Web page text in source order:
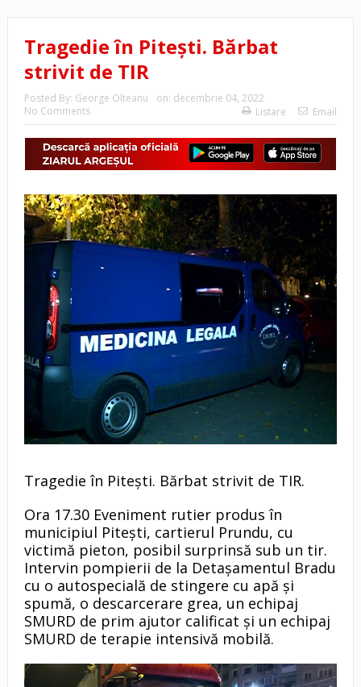
Tragedie în Pitești. Bărbat
strivit de TIR
Posted By: George Olteanu on: decembrie 04, 2022
No Comments
Listare Email
Tragedie în Pitești. Bărbat strivit de TIR.
Ora 17.30 Eveniment rutier produs în
municipiul Pitești, cartierul Prundu, cu
victimă pieton, posibil surprinsă sub un tir.
Intervin pompierii de la Detașamentul Bradu
cu o autospecială de stingere cu apă și
spumă, o descarcerare grea, un echipaj
SMURD de prim ajutor calificat și un echipaj
SMURD de terapie intensivă mobilă.